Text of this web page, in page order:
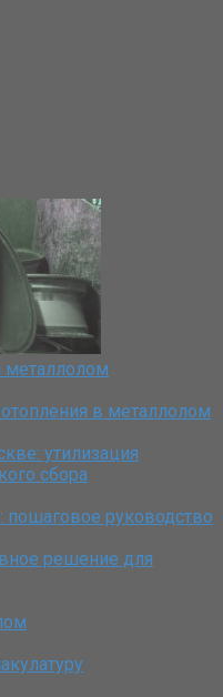
металлолом
в металлолом
утилизация
сбора
пошаговое руководство
решение для